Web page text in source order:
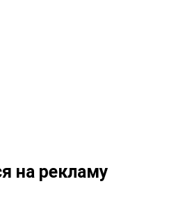
на рекламу